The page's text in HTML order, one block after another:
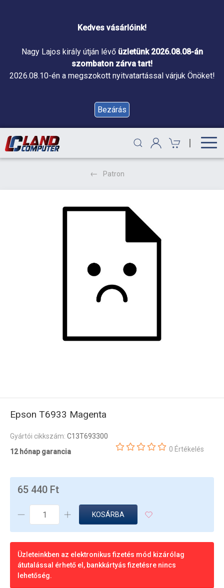
Kedves vásárlóink!
Nagy Lajos király útján lévő üzletünk 2026.08.08-án
szombaton zárva tart!
2026.08.10-én a megszokott nyitvatartással várjuk Önöket!
Bezárás
|
Patron
Epson T6933 Magenta
Gyártói cikkszám: C13T693300
12 hónap garancia
0 Értékelés
65 440 Ft
KOSÁRBA
Üzleteinkben az elektronikus fizetés mód kizárólag
átutalással érhető el, bankkártyás fizetésre nincs
lehetőség.